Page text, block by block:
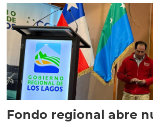
Fondo regional abre